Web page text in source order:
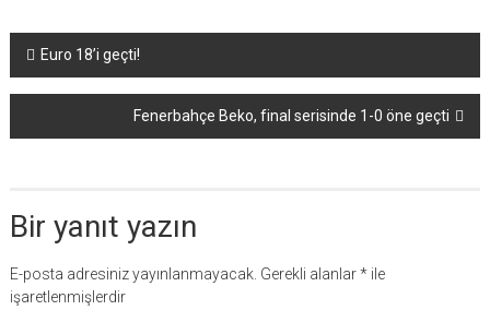
Yazı
dolaşımı
Euro 18’i geçti!
Fenerbahçe Beko, final serisinde 1-0 öne geçti
Bir yanıt yazın
E-posta adresiniz yayınlanmayacak. Gerekli alanlar*ile
işaretlenmişlerdir